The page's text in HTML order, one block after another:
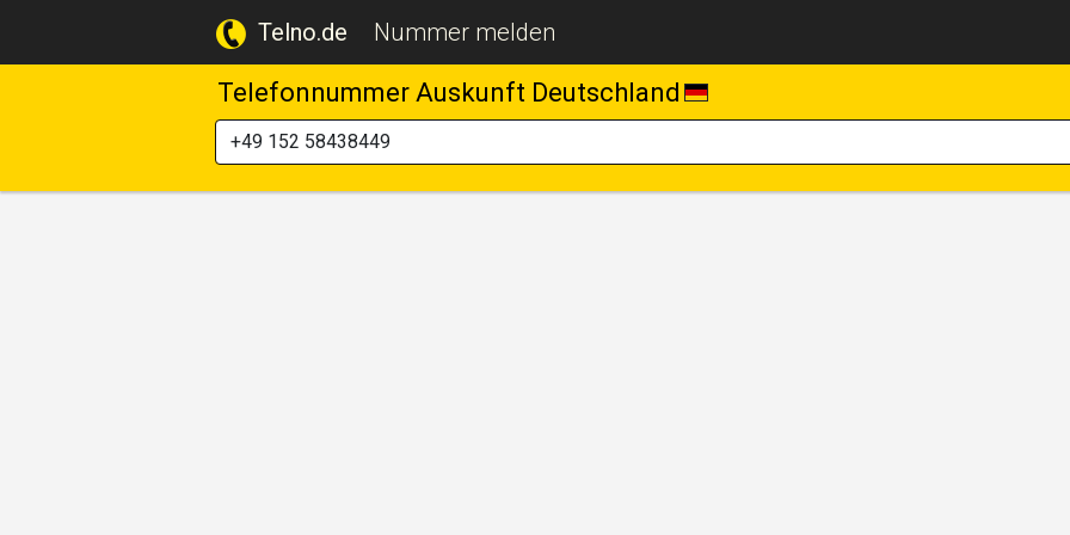
Telno.de Nummer melden
Telefonnummer Auskunft Deutschland